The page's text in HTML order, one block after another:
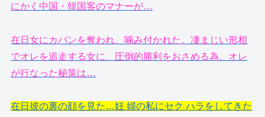
にかく中国・韓国客のマナーが…
在日女にカバンを奪われ、噛み付かれた。凄まじい形相
でオレを追走する女に、圧倒的勝利をおさめる為、オレ
が行なった秘策は…
在日彼の裏の顔を見た…妊 婦の私にセク ハラをしてきた